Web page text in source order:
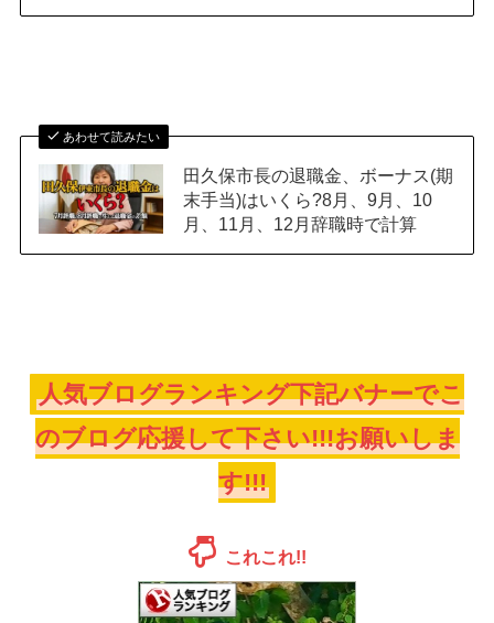
あわせて読みたい
田久保市長の退職金、ボーナス(期
末手当)はいくら?8月、9月、10
月、11月、12月辞職時で計算
人気ブログランキング下記バナーでこ
のブログ応援して下さい!!!お願いしま
す!!!
これこれ!!